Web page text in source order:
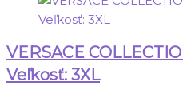
VERSACE
Veľkosť: 3XL